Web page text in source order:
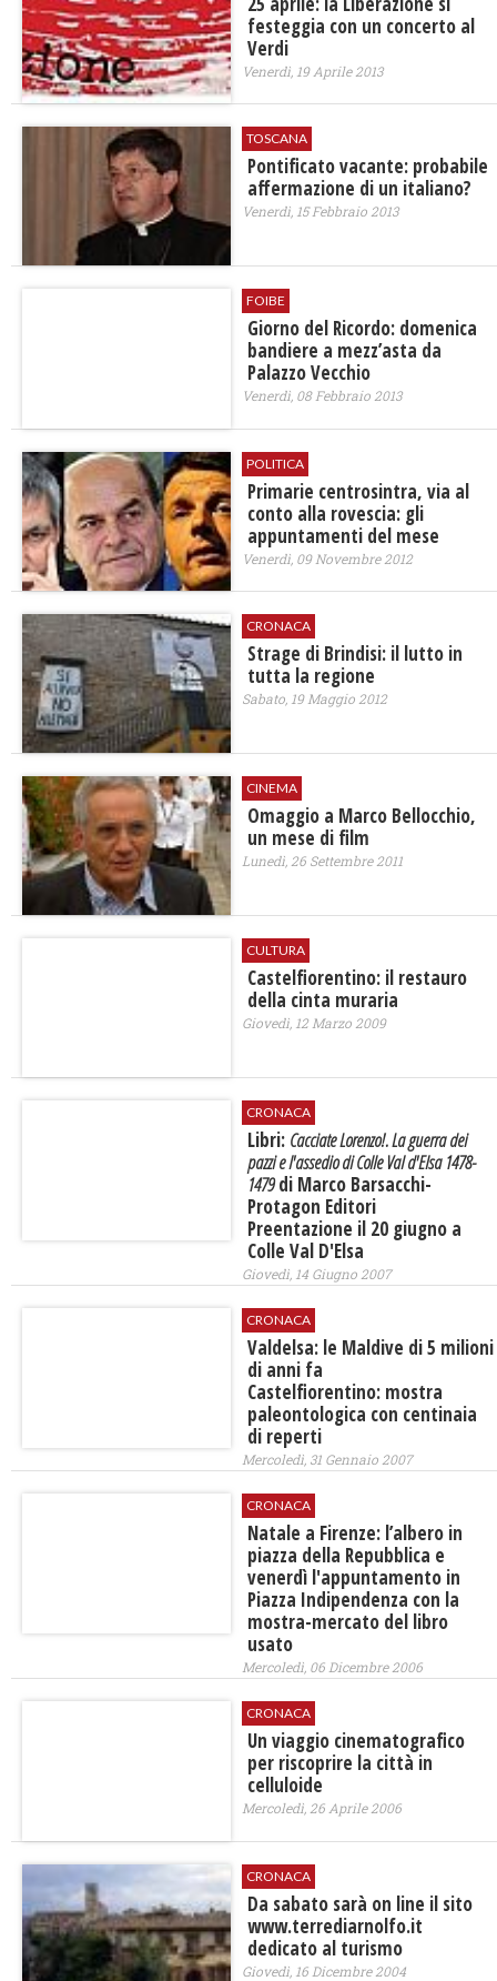
festeggia con un concerto al
Verdi
Venerdì, 19 Aprile 2013
TOSCANA
Pontificato vacante: probabile
affermazione di un italiano?
Venerdì, 15 Febbraio 2013
FOIBE
Giorno del Ricordo: domenica
bandiere a mezz’asta da
Palazzo Vecchio
Venerdì, 08 Febbraio 2013
POLITICA
Primarie centrosintra, via al
conto alla rovescia: gli
appuntamenti del mese
Venerdì, 09 Novembre 2012
CRONACA
Strage di Brindisi: il lutto in
tutta la regione
Sabato, 19 Maggio 2012
CINEMA
Omaggio a Marco Bellocchio,
un mese di film
Lunedì, 26 Settembre 2011
CULTURA
Castelfiorentino: il restauro
della cinta muraria
Giovedì, 12 Marzo 2009
CRONACA
Libri: Cacciate Lorenzo!. La guerra dei
pazzi e l'assedio di Colle Val d'Elsa 1478-
1479di Marco Barsacchi-
Protagon Editori
Preentazione il 20 giugno a
Colle Val D'Elsa
Giovedì, 14 Giugno 2007
CRONACA
Valdelsa: le Maldive di 5 milioni
di anni fa
Castelfiorentino: mostra
paleontologica con centinaia
di reperti
Mercoledì, 31 Gennaio 2007
CRONACA
Natale a Firenze: l’albero in
piazza della Repubblica e
venerdì l'appuntamento in
Piazza Indipendenza con la
mostra-mercato del libro
usato
Mercoledì, 06 Dicembre 2006
CRONACA
Un viaggio cinematografico
per riscoprire la città in
celluloide
Mercoledì, 26 Aprile 2006
CRONACA
Da sabato sarà on line il sito
www.terrediarnolfo.it
dedicato al turismo
Giovedì, 16 Dicembre 2004